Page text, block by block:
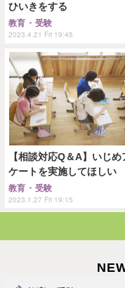
ひいきをする
教育・受験
2023.4.21 Fri 19:45
【相談対応Q＆A】いじめ
ケートを実施してほしい
教育・受験
2023.1.27 Fri 19:15